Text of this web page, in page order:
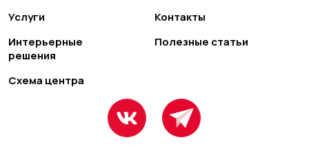
Услуги
Интерьерные
решения
Схема центра
Контакты
Полезные статьи